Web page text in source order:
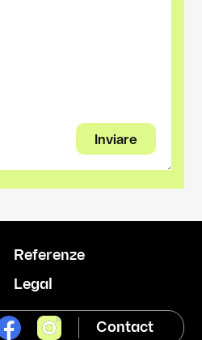
Referenze
Legal
Contact